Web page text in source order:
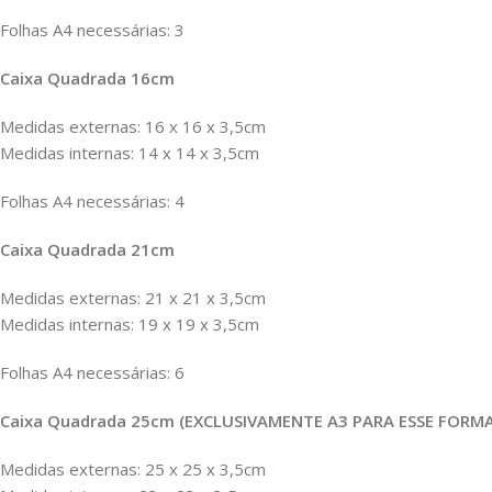
Folhas A4 necessárias: 3
Caixa Quadrada 16cm
Medidas externas: 16 x 16 x 3,5cm
Medidas internas: 14 x 14 x 3,5cm
Folhas A4 necessárias: 4
Caixa Quadrada 21cm
Medidas externas: 21 x 21 x 3,5cm
Medidas internas: 19 x 19 x 3,5cm
Folhas A4 necessárias: 6
Caixa Quadrada 25cm (EXCLUSIVAMENTE A3 PARA ESSE
Medidas externas: 25 x 25 x 3,5cm